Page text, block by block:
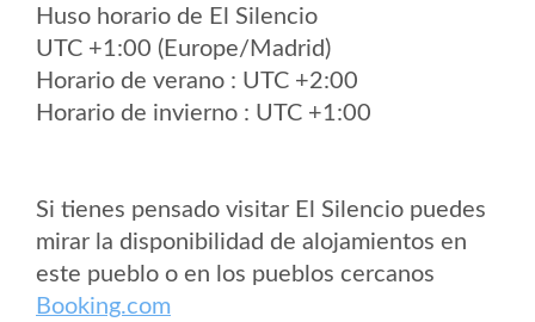
Huso horario de El Silencio
UTC +1:00 (Europe/Madrid)
Horario de verano : UTC +2:00
Horario de invierno : UTC +1:00
Si tienes pensado visitar El Silencio puedes
mirar la disponibilidad de alojamientos en
este pueblo o en los pueblos cercanos
Booking.com